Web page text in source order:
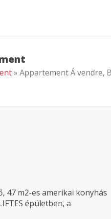
» Appartement Á vendre,
47 m2-es amerikai konyhás
épületben, a